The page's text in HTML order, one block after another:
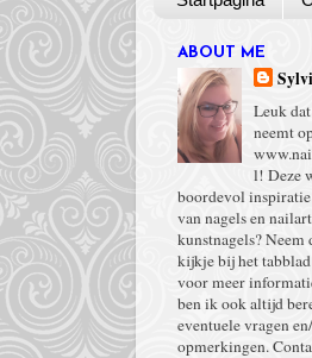
ABOUT ME
Leuk
neemt
l! Deze
boordevol
van nagels en
kunstnagels? Neem
kijkje bij het
voor meer
ben ik ook altijd
eventuele vragen
opmerkingen.